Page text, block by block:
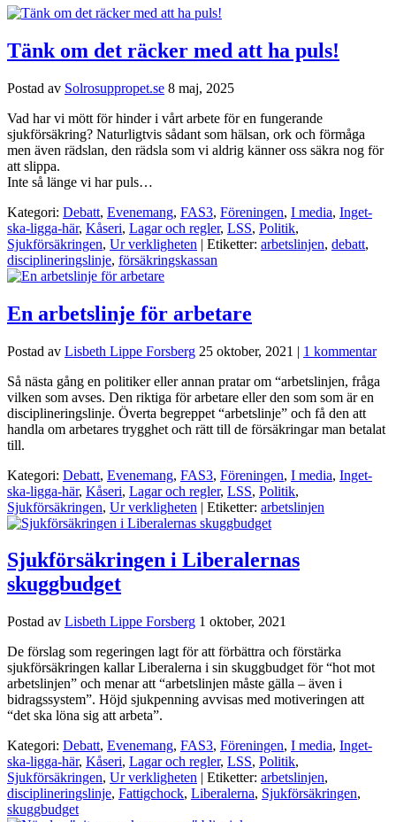
Tänk om det räcker med att ha puls!
Postad av Solrosuppropet.se 8 maj, 2025
Vad har vi mött för hinder i vårt arbete för en fungerande
sjukförsäkring? Naturligtvis sådant som hälsan, ork och förmåga
men även rädslan, den rädsla som vi aldrig känner oss säkra nog för
att slippa.
Inte så länge vi har puls…
Kategori: Debatt, Evenemang, FAS3, Föreningen, I media, Inget-
ska-ligga-här, Kåseri, Lagar och regler, LSS, Politik,
Sjukförsäkringen, Ur verkligheten | Etiketter: arbetslinjen, debatt,
disciplineringslinje, försäkringskassan
En arbetslinje för arbetare
Postad av Lisbeth Lippe Forsberg 25 oktober, 2021 | 1 kommentar
Så nästa gång en politiker eller annan pratar om “arbetslinjen, fråga
vilken som avses. Den riktiga för arbetare eller den som som är en
disciplineringslinje. Överta begreppet “arbetslinje” och få den att
handla om arbetares trygghet och rätt till de försäkringar man betalat
till.
Kategori: Debatt, Evenemang, FAS3, Föreningen, I media, Inget-
ska-ligga-här, Kåseri, Lagar och regler, LSS, Politik,
Sjukförsäkringen, Ur verkligheten | Etiketter: arbetslinjen
Sjukförsäkringen i Liberalernas
skuggbudget
Postad av Lisbeth Lippe Forsberg 1 oktober, 2021
De förslag som regeringen lagt för att förbättra och förstärka
sjukförsäkringen kallar Liberalerna i sin skuggbudget för “hot mot
arbetslinjen” och menar att “arbetslinjen måste gälla – även i
bidragssystem”. Höjd sjukpenning avvisas med motiveringen att
“det ska löna sig att arbeta”.
Kategori: Debatt, Evenemang, FAS3, Föreningen, I media, Inget-
ska-ligga-här, Kåseri, Lagar och regler, LSS, Politik,
Sjukförsäkringen, Ur verkligheten | Etiketter: arbetslinjen,
disciplineringslinje, Fattigchock, Liberalerna, Sjukförsäkringen,
skuggbudget